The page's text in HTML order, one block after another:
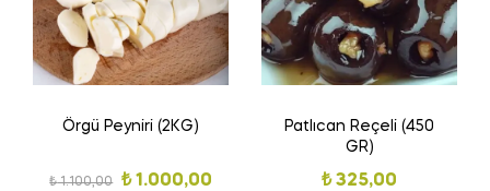
Örgü Peyniri (2KG)
₺1.100,00 ₺1.000,00
Patlıcan Reçeli (450
GR)
₺325,00